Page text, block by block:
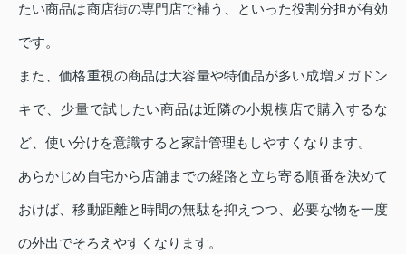
たい商品は商店街の専門店で補う、といった役割分担が有効
です。
また、価格重視の商品は大容量や特価品が多い成増メガドン
キで、少量で試したい商品は近隣の小規模店で購入するな
ど、使い分けを意識すると家計管理もしやすくなります。
あらかじめ自宅から店舗までの経路と立ち寄る順番を決めて
おけば、移動距離と時間の無駄を抑えつつ、必要な物を一度
の外出でそろえやすくなります。